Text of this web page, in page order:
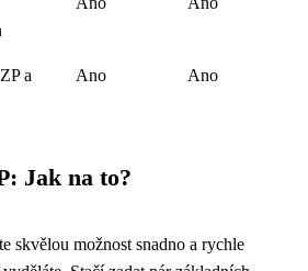
a
Ano Ano
Jak na to?
skvělou možnost snadno a rychle